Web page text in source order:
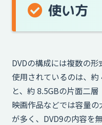
使い方
DVDの構成には複数の
使用されているのは、約
と、約 8.5GBの片面二層
映画作品などでは容量
が多く、DVD9の内容を